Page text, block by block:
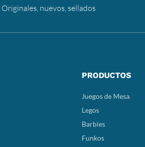
Originales, nuevos, sellados
PRODUCTOS
Juegos de Mesa
Legos
Barbies
Funkos